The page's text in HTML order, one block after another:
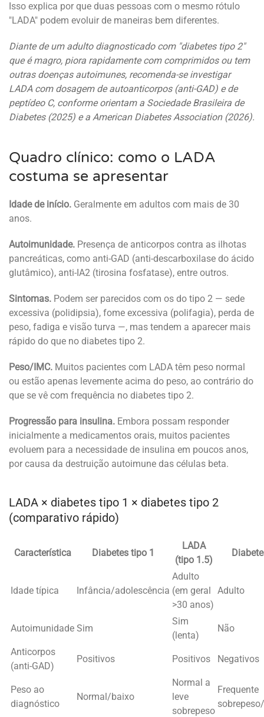
Isso explica por que duas pessoas com o mesmo rótulo
"LADA" podem evoluir de maneiras bem diferentes.
Diante de um adulto diagnosticado com "diabetes tipo 2"
que é magro, piora rapidamente com comprimidos ou tem
outras doenças autoimunes, recomenda-se investigar
LADA com dosagem de autoanticorpos (anti-GAD) e de
peptídeo C, conforme orientam a Sociedade Brasileira de
Diabetes (2025) e a American Diabetes Association (2026).
Quadro clínico: como o LADA
costuma se apresentar
Idade de início. Geralmente em adultos com mais de 30
anos.
Autoimunidade. Presença de anticorpos contra as ilhotas
pancreáticas, como anti-GAD (anti-descarboxilase do ácido
glutâmico), anti-IA2 (tirosina fosfatase), entre outros.
Sintomas. Podem ser parecidos com os do tipo 2 — sede
excessiva (polidipsia), fome excessiva (polifagia), perda de
peso, fadiga e visão turva —, mas tendem a aparecer mais
rápido do que no diabetes tipo 2.
Peso/IMC. Muitos pacientes com LADA têm peso normal
ou estão apenas levemente acima do peso, ao contrário do
que se vê com frequência no diabetes tipo 2.
Progressão para insulina. Embora possam responder
inicialmente a medicamentos orais, muitos pacientes
evoluem para a necessidade de insulina em poucos anos,
por causa da destruição autoimune das células beta.
LADA × diabetes tipo 1 × diabetes tipo 2
(comparativo rápido)
Característica Diabetes tipo 1
LADA
(tipo 1.5)
Idade típica Infância/adolescência
Adulto
(em geral
>30 anos)
Adulto
Autoimunidade Sim
Sim
(lenta)
Não
Anticorpos
(anti-GAD)
Positivos Positivos Negativos
Peso ao
diagnóstico
Normal/baixo
Normal a
leve
sobrepeso
Frequente